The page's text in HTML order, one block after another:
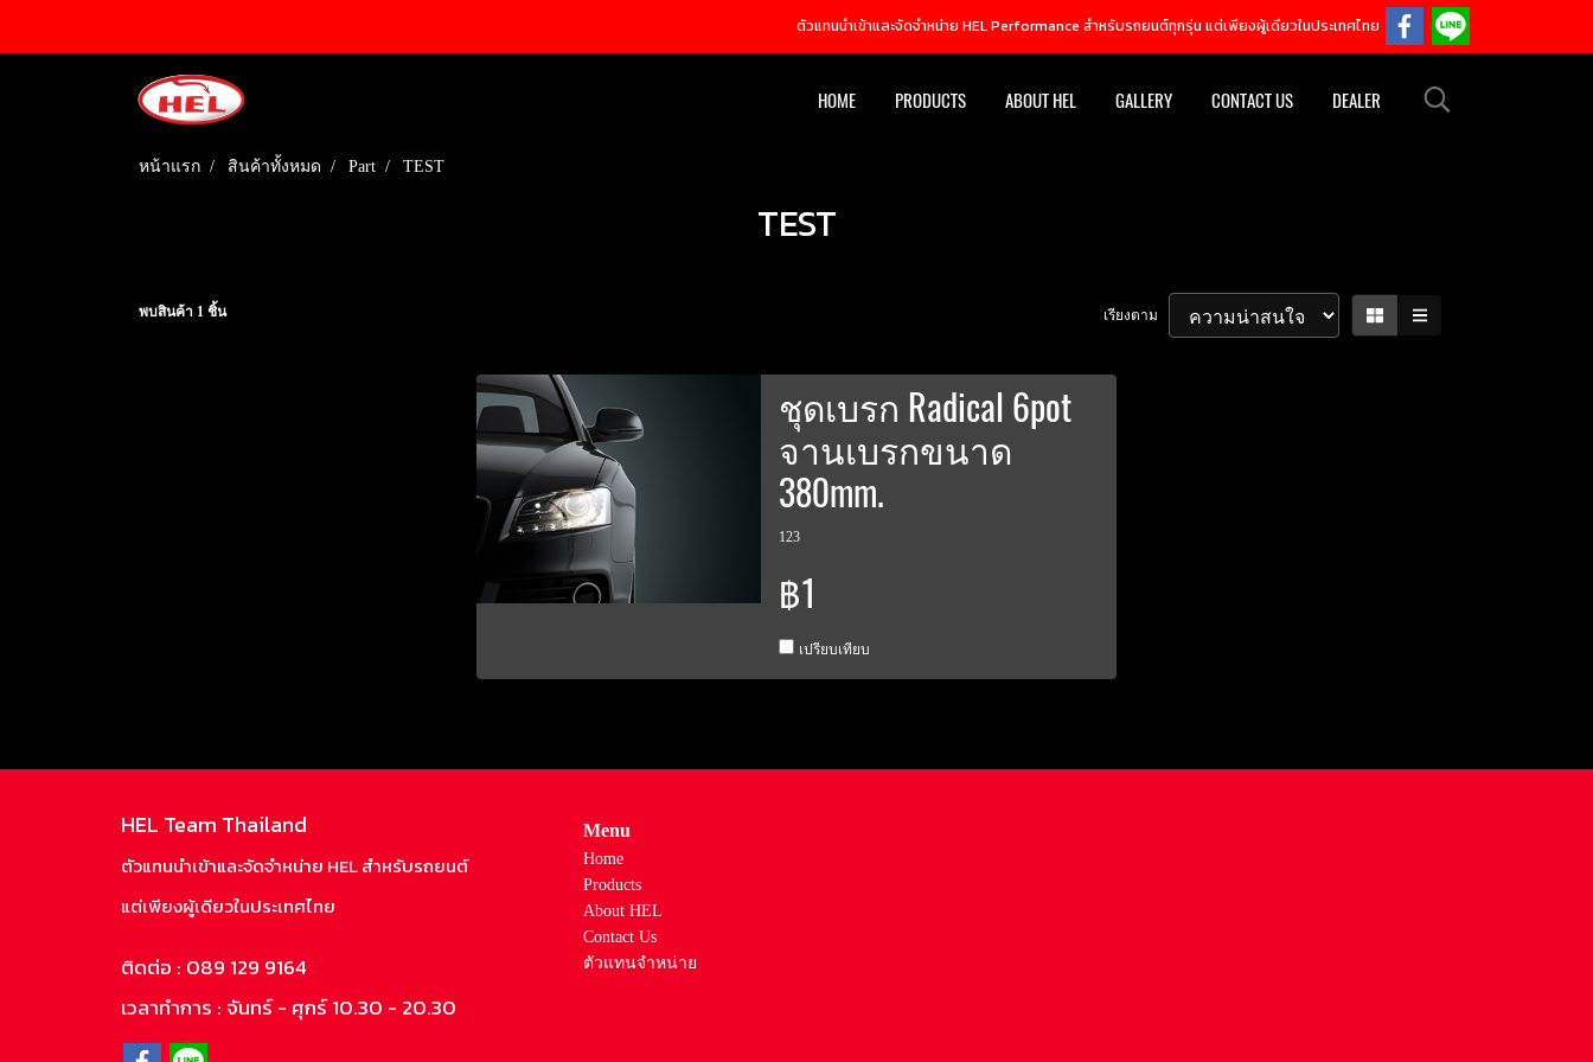
ตัวแทนนำเข้าและจัดจำหน่าย HEL Performance สำหรับรถยนต์ทุกรุ่น แต่เพียงผู้เดียวในประเทศไทย
HOME PRODUCTS ABOUT HEL GALLERY CONTACT US DEALER
หน้าแรก สินค้าทั้งหมด Part TEST
TEST
พบสินค้า 1 ชิ้น เรียงตาม
ชุดเบรก Radical 6pot
จานเบรกขนาด
380mm.
123
฿1
เปรียบเทียบ
HEL Team Thailand
ตัวแทนนำเข้าและจัดจำหน่าย HEL สำหรับรถยนต์
แต่เพียงผู้เดียวในประเทศไทย
ติดต่อ : 089 129 9164
เวลาทำการ :จันทร์ - ศุกร์ 10.30 - 20.30
Menu
Home
Products
About HEL
Contact Us
ตัวแทนจำหน่าย